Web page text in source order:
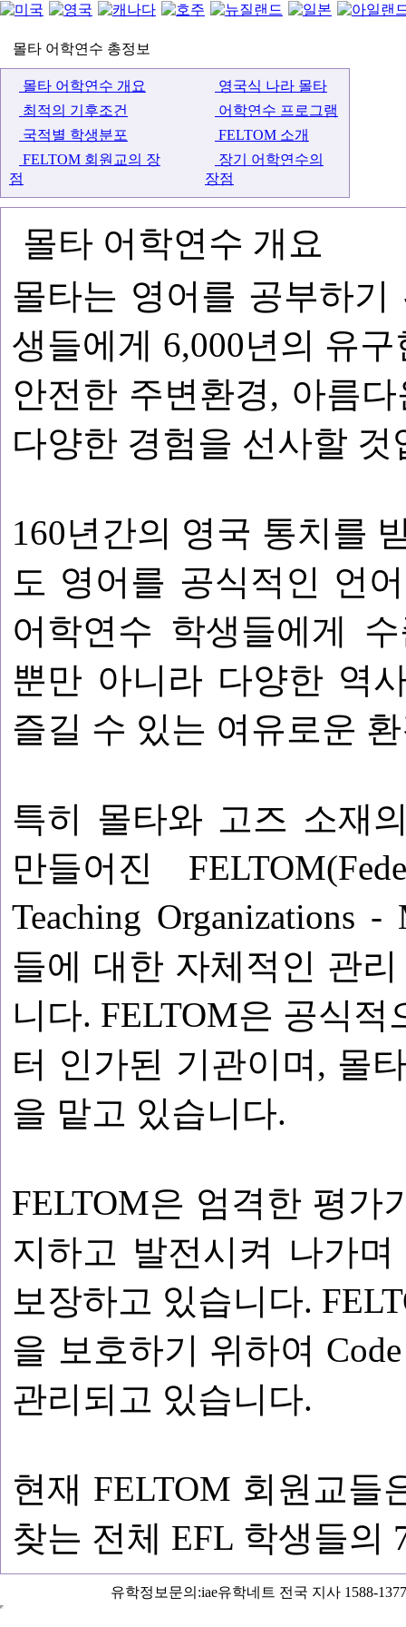
몰타 어학연수 총정보
몰타 어학연수 개요
영국식 나라 몰타
최적의 기후조건
어학연수 프로그램
국적별 학생분포
FELTOM 소개
FELTOM 회원교의 장
점
장기 어학연수의
장점
몰타 어학연수 개요
몰타는 영어를 공부하
생들에게 6,000년의 유
안전한 주변환경, 아름
다양한 경험을 선사할 것
160년간의 영국 통치를
도 영어를 공식적인 언
어학연수 학생들에게
뿐만 아니라 다양한 역
즐길 수 있는 여유로운
특히 몰타와 고즈 소재
만들어진
Teaching Organizations
들에 대한 자체적인 관
니다. FELTOM은 공식
터 인가된 기관이며, 몰
을 맡고 있습니다.
FELTOM은 엄격한 평가
지하고 발전시켜 나가
보장하고 있습니다.
을 보호하기 위하여
관리되고 있습니다.
현재 FELTOM 회원교들
찾는 전체 EFL 학생들의
유학정보문의:iae유학네트 전국 지사 1588-1377